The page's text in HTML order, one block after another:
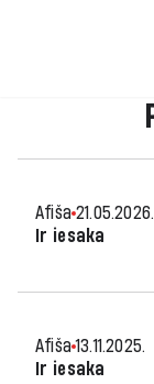
Afiša 21.05.2026.
Ir iesaka
Afiša 13.11.2025.
Ir iesaka